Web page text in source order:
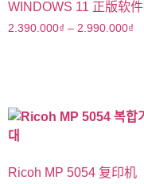
WINDOWS 11 正版软件
2.390.000₫ – 2.990.000₫
Ricoh MP 5054 复印机